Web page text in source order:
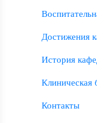
Достижения
История
Клиническая
Контакты